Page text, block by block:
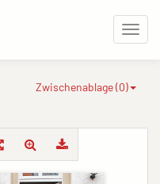
Zwischenablage (0)